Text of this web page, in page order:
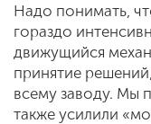
Надо понимать,
гораздо
движущийся
принятие
всему заводу. Мы
также усилили